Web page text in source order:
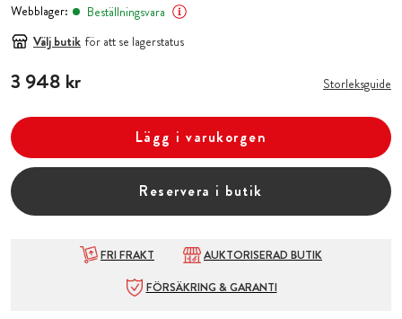
Webblager:
Beställningsvara
Välj butik för att se lagerstatus
Pris:3 948 kr
3 948 kr Storleksguide
Lägg i varukorgen
Reservera i butik
FRI FRAKT
AUKTORISERAD BUTIK
FÖRSÄKRING & GARANTI